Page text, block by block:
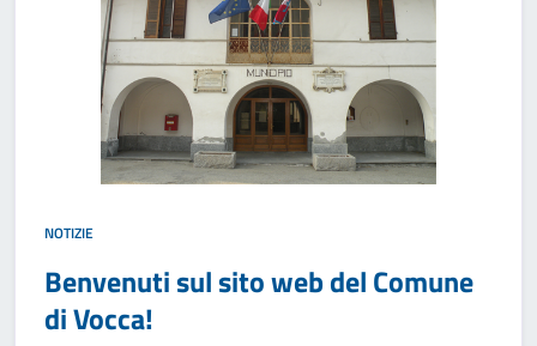
NOTIZIE
Benvenuti sul sito web del Comune
di Vocca!